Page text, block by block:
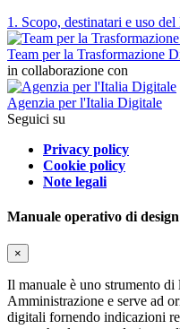
1. Scopo, destinatari e uso
Team per la Trasformazione
in collaborazione con
Agenzia per l'Italia Digitale
Seguici su
Privacy policy
Cookie policy
Note legali
Manuale operativo di design
×
Il manuale è uno strumento
Amministrazione e serve ad
digitali fornendo indicazioni